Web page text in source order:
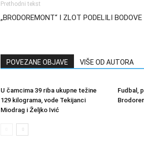
Prethodni tekst
„BRODOREMONT“ I ZLOT PODELILI BODOVE
POVEZANE OBJAVE VIŠE OD AUTORA
U čamcima 39 riba ukupne težine
129 kilograma, vode Tekijanci
Miodrag i Željko Ivić
Fudbal,